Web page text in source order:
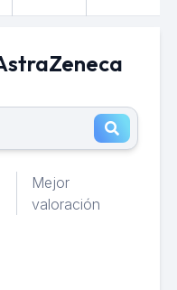
Mejor
valoración